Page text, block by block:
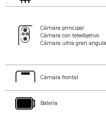
Cámara principal
Cámara con teleobjetivo
Cámara ultra gran
Cámara frontal
Batería